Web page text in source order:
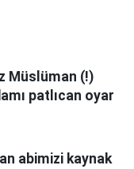
Müslüman (!)
patlıcan oyar
abimizi kaynak